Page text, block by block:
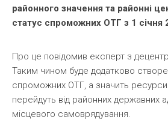
районного значення та районні
статус спроможних ОТГ з 1 січня
Про це повідомив експерт з
Таким чином буде додатково
спроможних ОТГ, а значить
перейдуть від районних державних
місцевого самоврядування.